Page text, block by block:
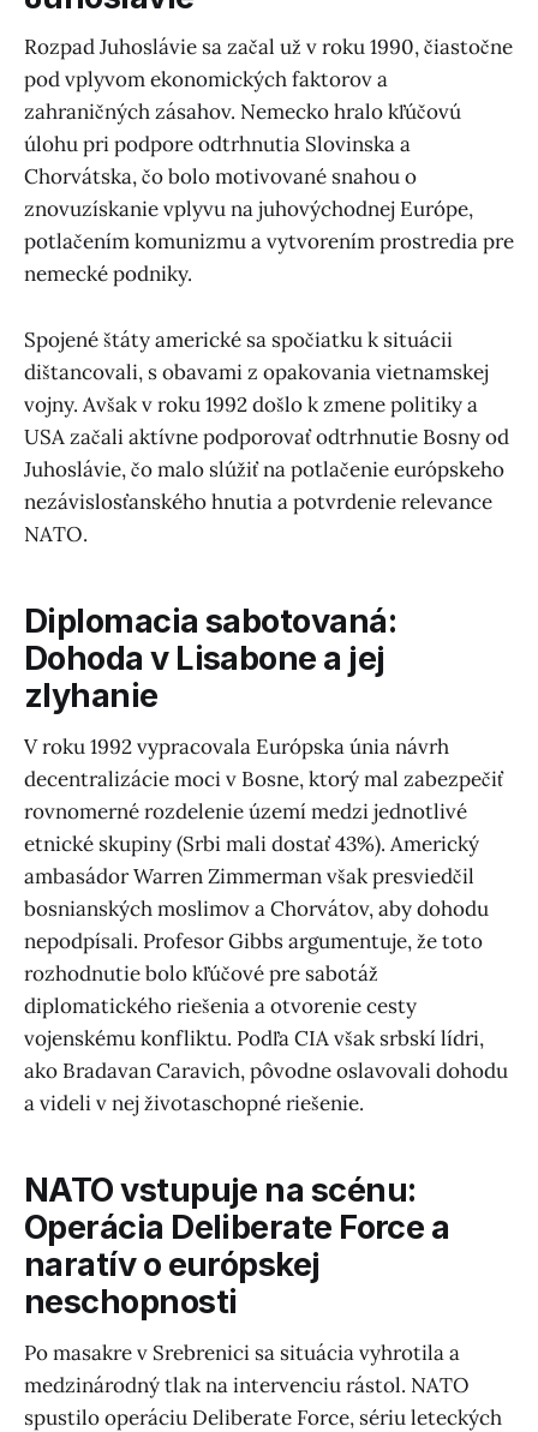
Rozpad Juhoslávie sa začal už v roku 1990, čiastočne
pod vplyvom ekonomických faktorov a
zahraničných zásahov. Nemecko hralo kľúčovú
úlohu pri podpore odtrhnutia Slovinska a
Chorvátska, čo bolo motivované snahou o
znovuzískanie vplyvu na juhovýchodnej Európe,
potlačením komunizmu a vytvorením prostredia pre
nemecké podniky.
Spojené štáty americké sa spočiatku k situácii
dištancovali, s obavami z opakovania vietnamskej
vojny. Avšak v roku 1992 došlo k zmene politiky a
USA začali aktívne podporovať odtrhnutie Bosny od
Juhoslávie, čo malo slúžiť na potlačenie európskeho
nezávislosťanského hnutia a potvrdenie relevance
NATO.
Diplomacia sabotovaná:
Dohoda v Lisabone a jej
zlyhanie
V roku 1992 vypracovala Európska únia návrh
decentralizácie moci v Bosne, ktorý mal zabezpečiť
rovnomerné rozdelenie území medzi jednotlivé
etnické skupiny (Srbi mali dostať 43%). Americký
ambasádor Warren Zimmerman však presviedčil
bosnianských moslimov a Chorvátov, aby dohodu
nepodpísali. Profesor Gibbs argumentuje, že toto
rozhodnutie bolo kľúčové pre sabotáž
diplomatického riešenia a otvorenie cesty
vojenskému konfliktu. Podľa CIA však srbskí lídri,
ako Bradavan Caravich, pôvodne oslavovali dohodu
a videli v nej životaschopné riešenie.
NATO vstupuje na scénu:
Operácia Deliberate Force a
naratív o európskej
neschopnosti
Po masakre v Srebrenici sa situácia vyhrotila a
medzinárodný tlak na intervenciu rástol. NATO
spustilo operáciu Deliberate Force, sériu leteckých